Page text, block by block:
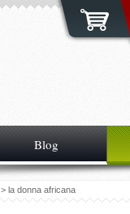
Blog
> la donna africana